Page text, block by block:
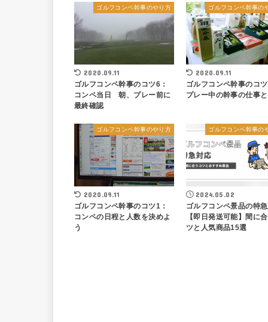
ゴルフコンペ幹事のやり方
2020.09.11
ゴルフコンペ幹事のコツ6：
コンペ当日 朝、プレー前に
最終確認
ゴルフコンペ幹事の
2020.09.11
ゴルフコンペ幹事のコ
プレー中の幹事の仕事
ゴルフコンペ幹事のやり方
2020.09.11
ゴルフコンペ幹事のコツ1：
コンペの日程と人数を決めよ
う
ゴルフコンペ幹事の
2024.05.02
ゴルフコンペ景品の特
【即日発送可能】間に
ツと人気商品15選